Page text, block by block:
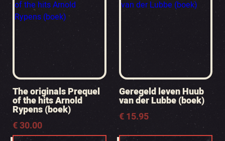
The originals Prequel
of the hits Arnold
Rypens (boek)
€30.00
Geregeld leven Huub
van der Lubbe (boek)
€15.95